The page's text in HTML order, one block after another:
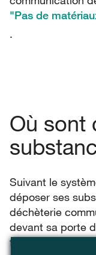
.
Où sont
Suivant le
déposer ses
déchèterie
devant sa porte
font l'objet d'un